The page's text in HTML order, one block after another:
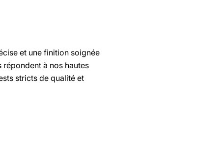
et une finition soignée
à nos hautes
stricts de qualité et